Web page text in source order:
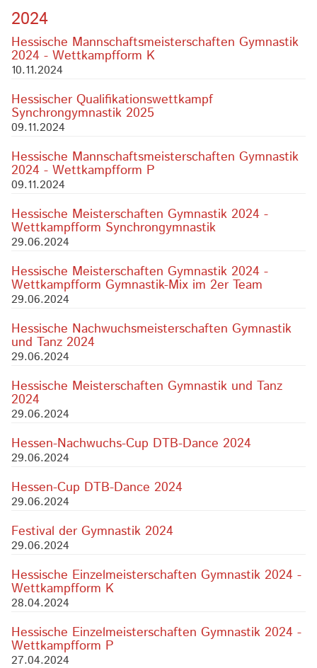
2024
Hessische Mannschaftsmeisterschaften Gymnastik
2024 - Wettkampfform K
10.11.2024
Hessischer Qualifikationswettkampf
Synchrongymnastik 2025
09.11.2024
Hessische Mannschaftsmeisterschaften Gymnastik
2024 - Wettkampfform P
09.11.2024
Hessische Meisterschaften Gymnastik 2024 -
Wettkampfform Synchrongymnastik
29.06.2024
Hessische Meisterschaften Gymnastik 2024 -
Wettkampfform Gymnastik-Mix im 2er Team
29.06.2024
Hessische Nachwuchsmeisterschaften Gymnastik
und Tanz 2024
29.06.2024
Hessische Meisterschaften Gymnastik und Tanz
2024
29.06.2024
Hessen-Nachwuchs-Cup DTB-Dance 2024
29.06.2024
Hessen-Cup DTB-Dance 2024
29.06.2024
Festival der Gymnastik 2024
29.06.2024
Hessische Einzelmeisterschaften Gymnastik 2024 -
Wettkampfform K
28.04.2024
Hessische Einzelmeisterschaften Gymnastik 2024 -
Wettkampfform P
27.04.2024